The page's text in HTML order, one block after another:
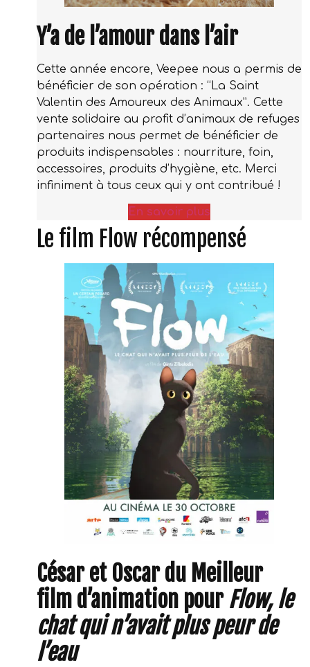
Y’a de l’amour dans l’air
Cette année encore, Veepee nous a permis de
bénéficier de son opération : “La Saint
Valentin des Amoureux des Animaux”. Cette
vente solidaire au profit d’animaux de refuges
partenaires nous permet de bénéficier de
produits indispensables : nourriture, foin,
accessoires, produits d’hygiène, etc. Merci
infiniment à tous ceux qui y ont contribué !
En savoir plus
Le film Flow récompensé
César et Oscar du Meilleur
film d’animation pour Flow, le
chat qui n’avait plus peur de
l’eau